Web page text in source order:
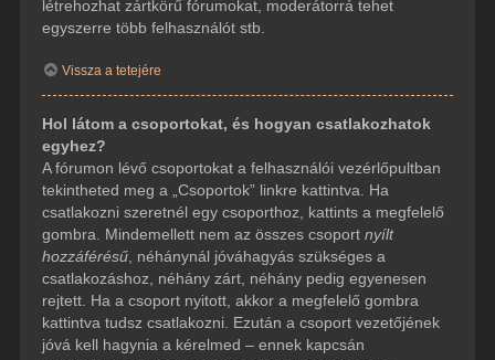
létrehozhat zártkörű fórumokat, moderátorrá tehet
egyszerre több felhasználót stb.
Vissza a tetejére
Hol látom a csoportokat, és hogyan csatlakozhatok
egyhez?
A fórumon lévő csoportokat a felhasználói vezérlőpultban
tekintheted meg a „Csoportok” linkre kattintva. Ha
csatlakozni szeretnél egy csoporthoz, kattints a megfelelő
gombra. Mindemellett nem az összes csoport nyílt
hozzáférésű, néhánynál jóváhagyás szükséges a
csatlakozáshoz, néhány zárt, néhány pedig egyenesen
rejtett. Ha a csoport nyitott, akkor a megfelelő gombra
kattintva tudsz csatlakozni. Ezután a csoport vezetőjének
jóvá kell hagynia a kérelmed – ennek kapcsán